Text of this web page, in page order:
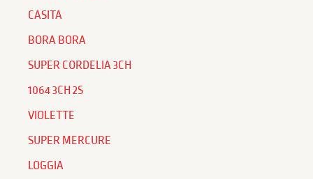
CASITA
BORA BORA
SUPER CORDELIA 3CH
1064 3CH 2S
VIOLETTE
SUPER MERCURE
LOGGIA